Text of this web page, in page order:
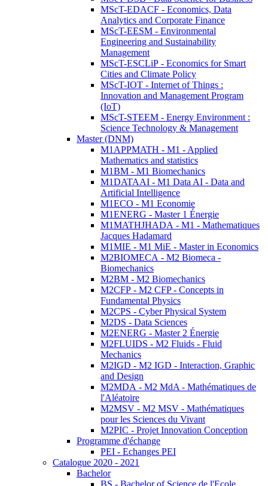
MScT-EDACF - Economics, Data
Analytics and Corporate Finance
MScT-EESM - Environmental
Engineering and Sustainability
Management
MScT-ESCLiP - Economics for Smart
Cities and Climate Policy
MScT-IOT - Internet of Things :
Innovation and Management Program
(IoT)
MScT-STEEM - Energy Environment :
Science Technology & Management
Master (DNM)
M1APPMATH - M1 - Applied
Mathematics and statistics
M1BM - M1 Biomechanics
M1DATAAI - M1 Data AI - Data and
Artificial Intelligence
M1ECO - M1 Economie
M1ENERG - Master 1 Énergie
M1MATHJHADA - M1 - Mathematiques
Jacques Hadamard
M1MIE - M1 MiE - Master in Economics
M2BIOMECA - M2 Biomeca -
Biomechanics
M2BM - M2 Biomechanics
M2CFP - M2 CFP - Concepts in
Fundamental Physics
M2CPS - Cyber Physical System
M2DS - Data Sciences
M2ENERG - Master 2 Énergie
M2FLUIDS - M2 Fluids - Fluid
Mechanics
M2IGD - M2 IGD - Interaction, Graphic
and Design
M2MDA - M2 MdA - Mathématiques de
l'Aléatoire
M2MSV - M2 MSV - Mathématiques
pour les Sciences du Vivant
M2PIC - Projet Innovation Conception
Programme d'échange
PEI - Echanges PEI
Catalogue 2020 - 2021
Bachelor
BS - Bachelor of Science de l'Ecole